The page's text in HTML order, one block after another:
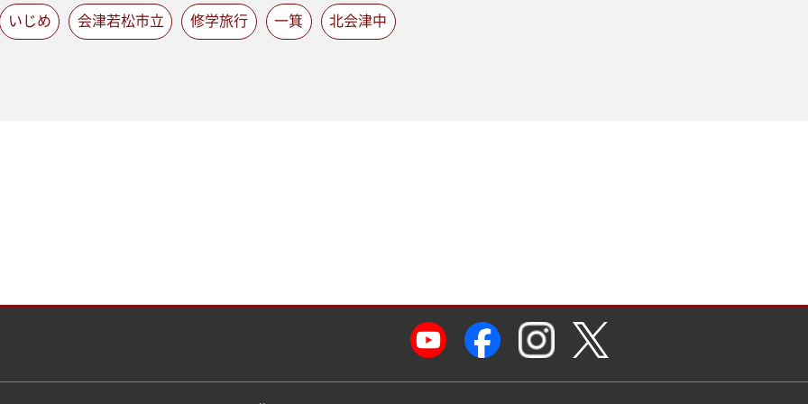
いじめ 会津若松市立 修学旅行 一箕 北会津中